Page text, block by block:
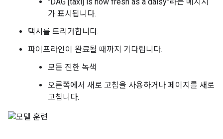
가 표시됩니다.
택시를 트리거합니다.
파이프라인이 완료될 때까지 기다립니다.
모든 진한 녹색
오른쪽에서 새로 고침을 사용하거나 페이지를 새로
고칩니다.